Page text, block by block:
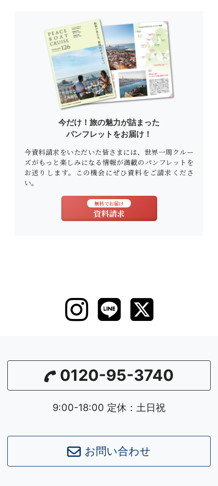
今だけ！旅の魅力が詰まった
パンフレットをお届け！
今資料請求をいただいた皆さまには、世界一周クルー
ズがもっと楽しみになる情報が満載のパンフレットを
お送りします。この機会にぜひ資料をご請求くださ
い。
無料でお届け
資料請求
0120-95-3740
9:00-18:00 定休：土日祝
お問い合わせ